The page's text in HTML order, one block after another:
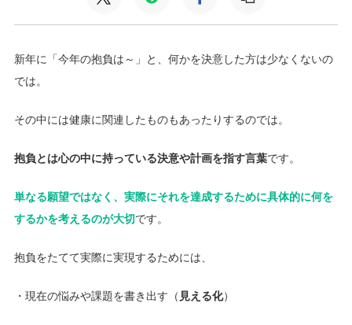
新年に「今年の抱負は～」と、何かを決意した方は少なくないの
では。
その中には健康に関連したものもあったりするのでは。
抱負とは心の中に持っている決意や計画を指す言葉です。
単なる願望ではなく、実際にそれを達成するために具体的に何を
するかを考えるのが大切です。
抱負をたてて実際に実現するためには、
・現在の悩みや課題を書き出す（ 見える化）